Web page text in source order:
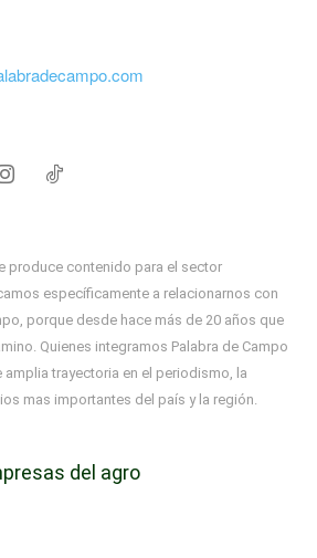
produce contenido para el sector
específicamente a relacionarnos con
porque desde hace más de 20 años que
Quienes integramos Palabra de Campo
trayectoria en el periodismo, la
mas importantes del país y la región.
del agro